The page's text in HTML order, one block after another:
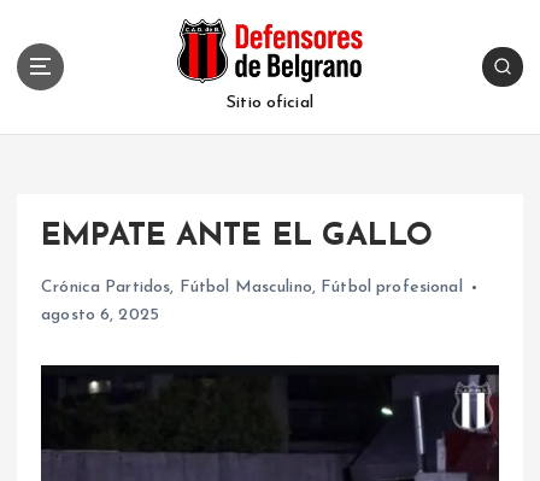
Sitio oficial
EMPATE ANTE EL GALLO
Crónica Partidos, Fútbol Masculino, Fútbol profesional
agosto 6, 2025